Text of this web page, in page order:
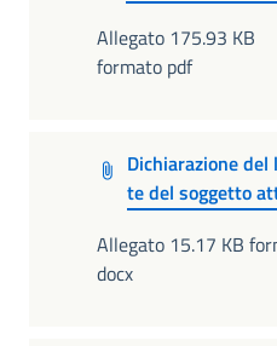
Allegato 175.93 KB
formato pdf
Dichiarazione
te del soggetto
Allegato 15.17 KB
docx